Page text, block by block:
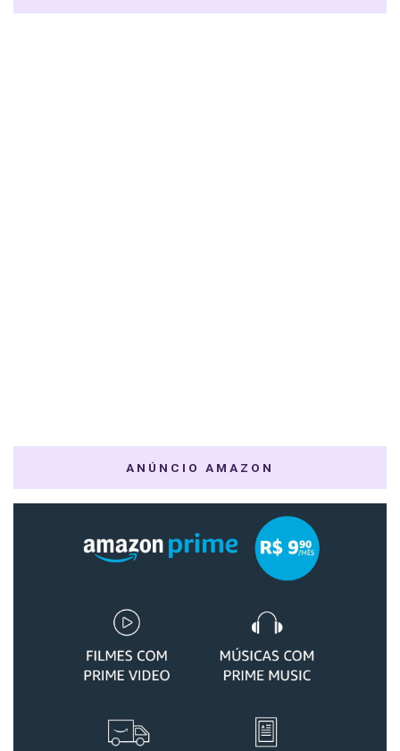
ANÚNCIO AMAZON